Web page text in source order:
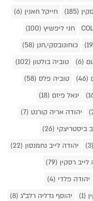
(185)
חייקל חאנין (6)
חני ליפשיץ (100)
כוחונובסקי,חנן (58)
(6)
טוביה בולטון (102)
טוביה פלס (58)
יגאל פיזם (18)
יהודה אריה קורנט (7)
ביסטריצקי (26)
יהודה לייב נחמנסון (22)
רסקין (79)
יהודה פלדי (4)
(1)
יהוסף גדליה רלב"ג (8)